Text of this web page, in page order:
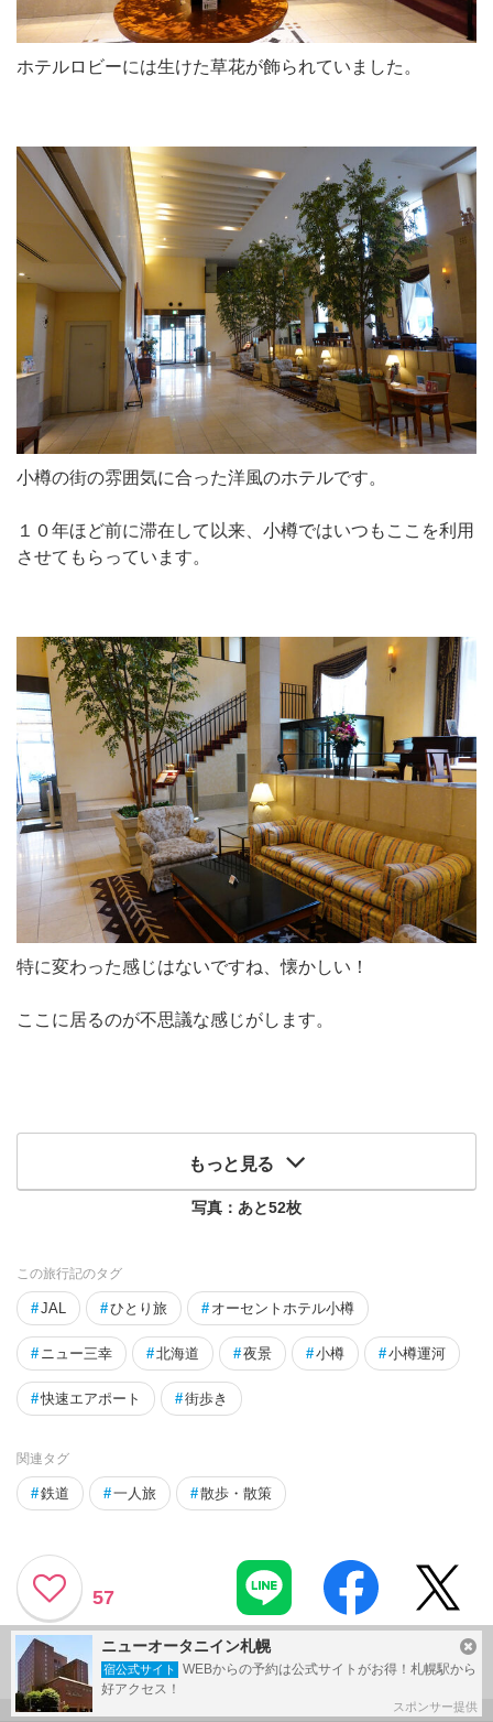
ホテルロビーには生けた草花が飾られていました。
小樽の街の雰囲気に合った洋風のホテルです。
１０年ほど前に滞在して以来、小樽ではいつもここを利用
させてもらっています。
特に変わった感じはないですね、懐かしい！
ここに居るのが不思議な感じがします。
もっと見る
写真：あと52枚
この旅行記のタグ
#JAL #ひとり旅 # オーセントホテル小樽
# ニュー三幸 #北海道 #夜景 #小樽 #小樽運河
#快速エアポート #街歩き
関連タグ
#鉄道 #一人旅 #散歩・散策
57
利用規約に違反している投稿は、報告する事ができます。 問題のある投稿を連絡する
ニューオータニイン札幌
宿公式サイト
WEBからの予約は公式サイトがお得！札幌駅から
好アクセス！
スポンサー提供